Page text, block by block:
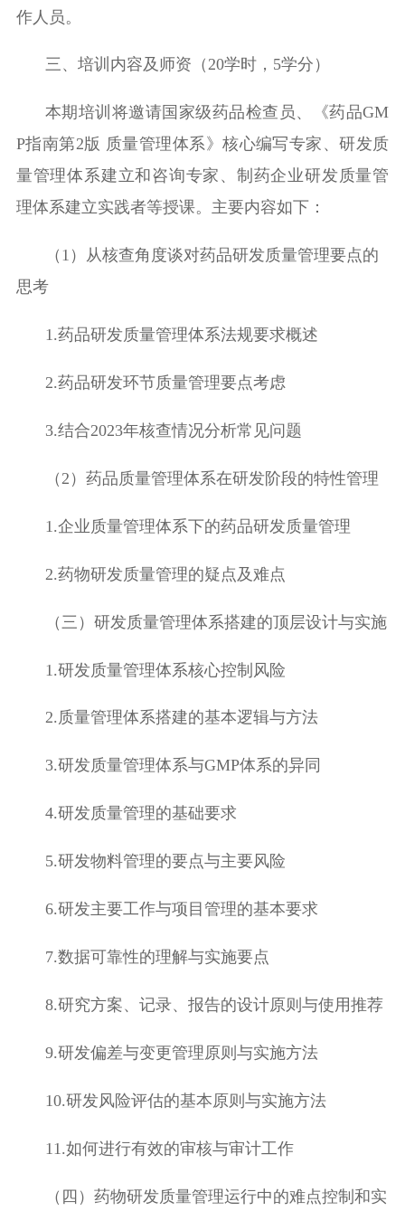
作人员。
三、培训内容及师资（20学时， 5学分）
本期培训将邀请国家级药品检查员、《药品GM
P指南第2版 质量管理体系》核心编写专家、研发质
量管理体系建立和咨询专家、制药企业研发质量管
理体系建立实践者等授课。主要内容如下：
（1） 从核查角度谈对药品研发质量管理要点的
思考
1.药品研发质量管理体系法规要求概述
2.药品研发环节质量管理要点考虑
3.结合2023年核查情况分析常见问题
（2） 药品质量管理体系在研发阶段的特性管理
1.企业质量管理体系下的药品研发质量管理
2.药物研发质量管理的疑点及难点
（三）研发质量管理体系搭建的顶层设计与实施
1.研发质量管理体系核心控制风险
2. 质量管理体系搭建的基本逻辑与方法
3.研发质量管理体系与GMP体系的异同
4.研发质量管理的基础要求
5.研发物料管理的要点与主要风险
6.研发主要工作与项目管理的基本要求
7.数据可靠性的理解与实施要点
8.研究方案、记录、报告的设计原则与使用推荐
9.研发偏差与变更管理原则与实施方法
10.研发风险评估的基本原则与实施方法
11.如何进行有效的审核与审计工作
（四）药物研发质量管理运行中的难点控制和实